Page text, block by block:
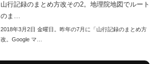
山行記録のまとめ方改その2。地理院地図でルート
のま…
2018年3月2日 金曜日。昨年の7月に「山行記録のまとめ方
改。Google マ…